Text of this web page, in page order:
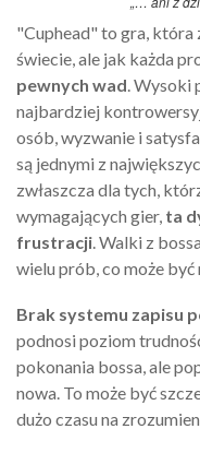
"Cuphead" to gra, która
świecie, ale jak każda
pewnych wad. Wysoki
najbardziej
osób, wyzwanie i
są jednymi z
zwłaszcza dla tych,
wymagających gier, ta
frustracji. Walki z
wielu prób, co może być
Brak systemu zapisu
podnosi poziom
pokonania bossa, ale
nowa. To może być
dużo czasu na